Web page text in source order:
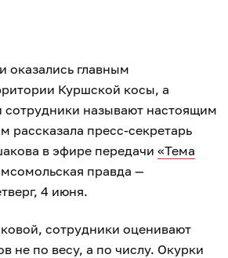
оказались главным
Куршской косы, а
сотрудники называют настоящим
рассказала пресс-секретарь
в эфире передачи «Тема
правда —
4 июня.
сотрудники оценивают
не по весу, а по числу. Окурки